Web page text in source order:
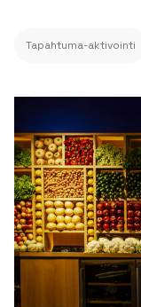
Tapahtuma-aktivointi